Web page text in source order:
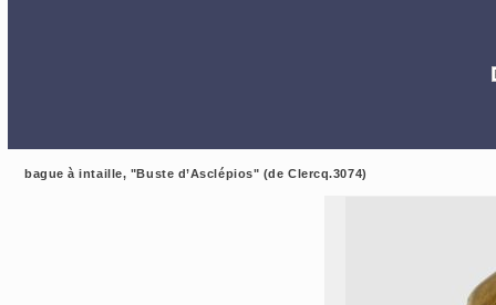
bague à intaille, "Buste d’Asclépios" (de Clercq.3074)